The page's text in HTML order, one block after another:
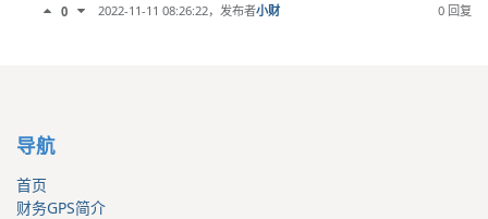
0 2022-11-11 08:26:22，发布者小财 0 回复
导航
首页
财务GPS简介